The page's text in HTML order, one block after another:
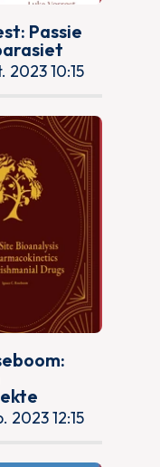
Passie
2023 10:15
2023 12:15